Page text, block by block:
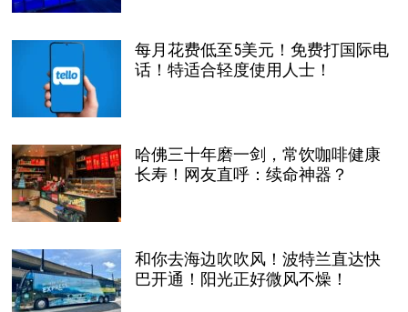
每月花费低至5美元！免费打国际电
话！特适合轻度使用人士！
哈佛三十年磨一剑，常饮咖啡健康
长寿！网友直呼：续命神器？
和你去海边吹吹风！波特兰直达快
巴开通！阳光正好微风不燥！